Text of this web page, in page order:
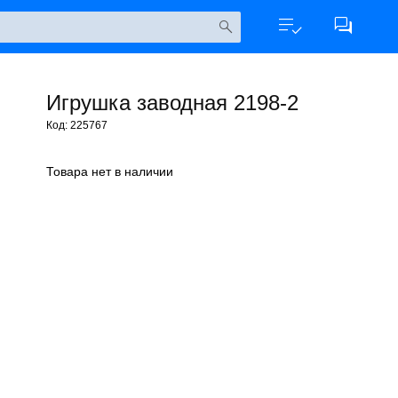
Игрушка заводная 2198-2
Код: 225767
Товара нет в наличии